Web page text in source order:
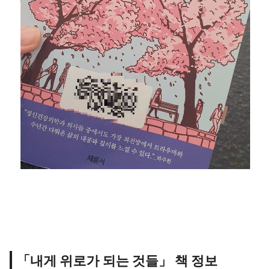
「내게 위로가 되는 것들」 책 정보